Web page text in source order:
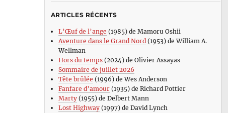
ARTICLES RÉCENTS
L’Œuf de l’ange (1985) de Mamoru Oshii
Aventure dans le Grand Nord(1953) de William A.
Wellman
Hors du temps(2024) de Olivier Assayas
Sommaire de juillet 2026
Tête brûlée (1996) de Wes Anderson
Fanfare d’amour(1935) de Richard Pottier
Marty(1955) de Delbert Mann
Lost Highway(1997) de David Lynch